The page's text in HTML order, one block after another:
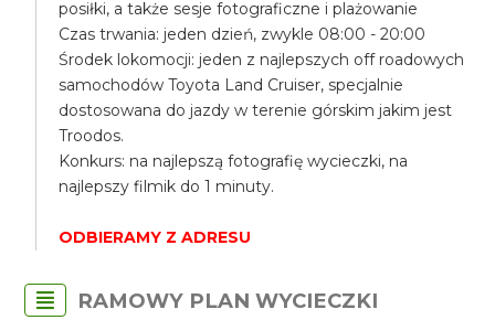
posiłki, a także sesje fotograficzne i plażowanie
Czas trwania: jeden dzień, zwykle 08:00 - 20:00
Środek lokomocji: jeden z najlepszych off roadowych
samochodów Toyota Land Cruiser, specjalnie
dostosowana do jazdy w terenie górskim jakim jest
Troodos.
Konkurs: na najlepszą fotografię wycieczki, na
najlepszy filmik do 1 minuty.
ODBIERAMY Z ADRESU
RAMOWY PLAN WYCIECZKI